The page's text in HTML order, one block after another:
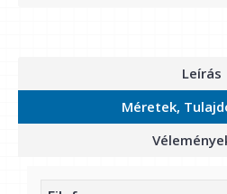
Leírás
Méretek,